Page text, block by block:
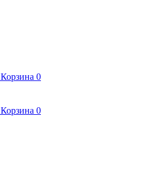
Корзина 0
Корзина 0